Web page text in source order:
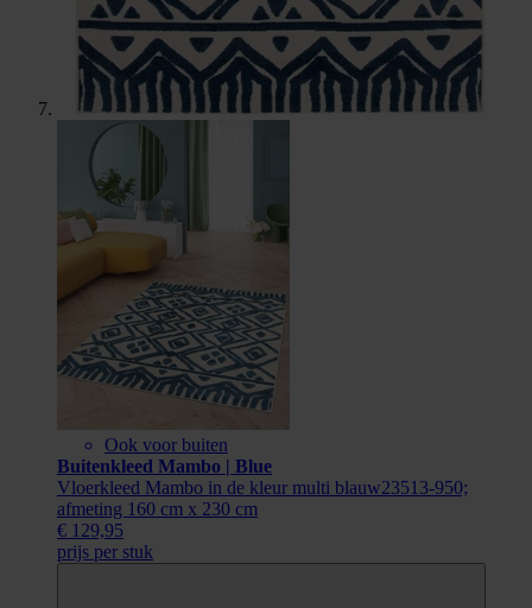
Ook voor buiten
Buitenkleed Mambo | Blue
Vloerkleed Mambo in de kleur multi blauw23513-950;
afmeting 160 cm x 230 cm
€ 129,95
prijs per stuk